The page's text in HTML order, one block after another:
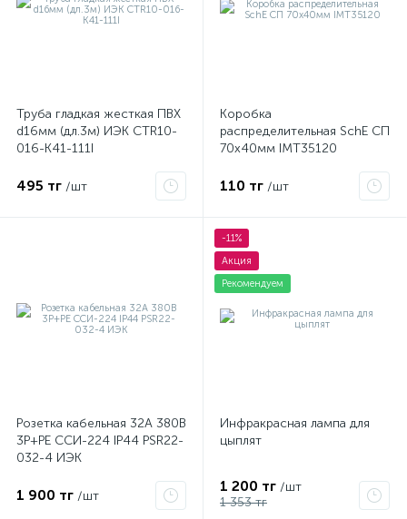
Труба гладкая жесткая ПВХ
d16мм (дл.3м) ИЭК CTR10-
016-K41-111I
495 тг /шт
Коробка
распределительная SchE СП
70х40мм IMT35120
110 тг /шт
Розетка кабельная 32А 380В
3P+PЕ ССИ-224 IP44 PSR22-
032-4 ИЭК
1 900 тг /шт
-11%
Акция
Рекомендуем
Инфракрасная лампа для
цыплят
1 200 тг /шт
1 353 тг